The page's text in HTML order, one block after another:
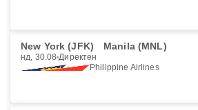
New York (JFK) Manila (MNL)
нд, 30.08 Директен
Philippine Airlines